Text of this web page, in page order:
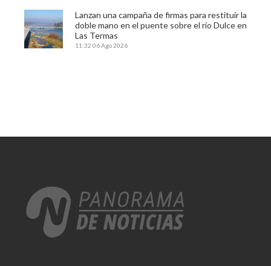
Lanzan una campaña de firmas para restituir la
doble mano en el puente sobre el río Dulce en
Las Termas
11:32 06 Ago 2026